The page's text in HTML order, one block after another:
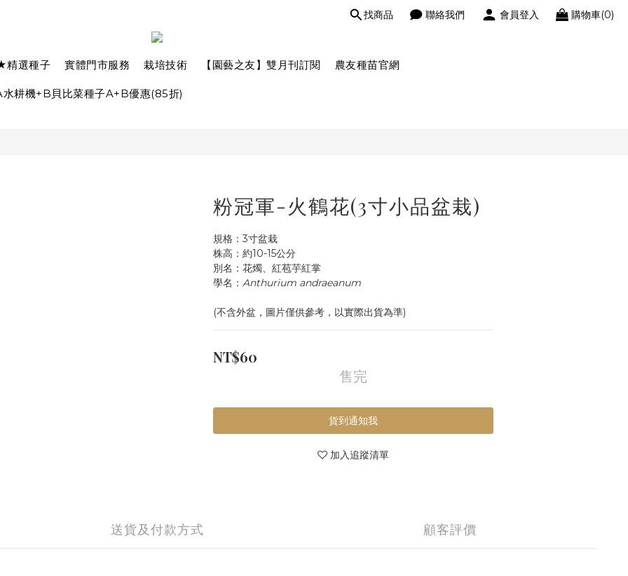
找商品 聯絡我們 會員登入 購物車(0)
精選種子 實體門市服務 栽培技術 【園藝之友】雙月刊訂閱 農友種苗官網
耕機+B貝比菜種子A+B優惠(85折)
粉冠軍-火鶴花(3寸小品盆栽)
規格：3寸盆栽
株高：約10-15公分
別名：花燭、紅苞芋紅掌
學名： Anthurium andraeanum
(不含外盆，圖片僅供參考，以實際出貨為準)
NT$60
售完
貨到通知我
加入追蹤清單
送貨及付款方式 顧客評價